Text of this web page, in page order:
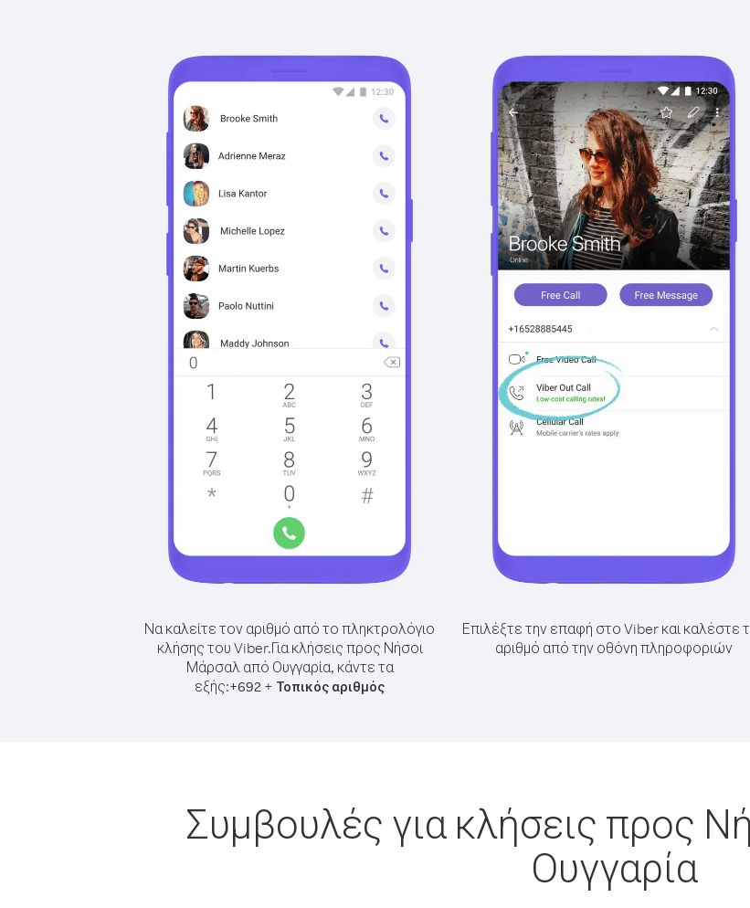
Να καλείτε τον αριθμό από το πληκτρολόγιο
κλήσης του Viber.Για κλήσεις προς Νήσοι
Μάρσαλ από Ουγγαρία, κάντε τα
εξής:+692 + Τοπικός αριθμός
Επιλέξτε την επαφή στο Viber και καλέστε
αριθμό από την οθόνη πληροφοριών
Συμβουλές για κλήσεις προς
Ουγγαρία